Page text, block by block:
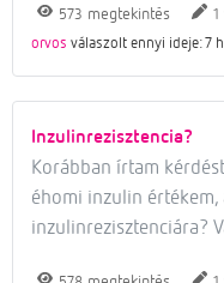
573 megtekintés 1
orvos válaszolt ennyi ideje: 7
Inzulinrezisztencia?
Korábban írtam
éhomi inzulin
inzulinrezisztenciára?